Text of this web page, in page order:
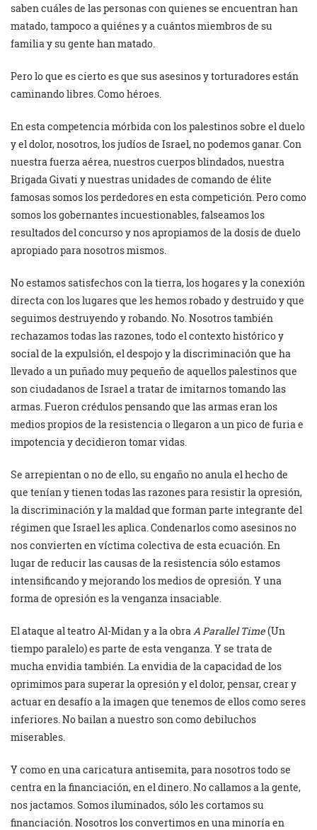
saben cuáles de las personas con quienes se encuentran han
matado, tampoco a quiénes y a cuántos miembros de su
familia y su gente han matado.
Pero lo que es cierto es que sus asesinos y torturadores están
caminando libres. Como héroes.
En esta competencia mórbida con los palestinos sobre el duelo
y el dolor, nosotros, los judíos de Israel, no podemos ganar. Con
nuestra fuerza aérea, nuestros cuerpos blindados, nuestra
Brigada Givati ​​y nuestras unidades de comando de élite
famosas somos los perdedores en esta competición. Pero como
somos los gobernantes incuestionables, falseamos los
resultados del concurso y nos apropiamos de la dosis de duelo
apropiado para nosotros mismos.
No estamos satisfechos con la tierra, los hogares y la conexión
directa con los lugares que les hemos robado y destruido y que
seguimos destruyendo y robando. No. Nosotros también
rechazamos todas las razones, todo el contexto histórico y
social de la expulsión, el despojo y la discriminación que ha
llevado a un puñado muy pequeño de aquellos palestinos que
son ciudadanos de Israel a tratar de imitarnos tomando las
armas. Fueron crédulos pensando que las armas eran los
medios propios de la resistencia o llegaron a un pico de furia e
impotencia y decidieron tomar vidas.
Se arrepientan o no de ello, su engaño no anula el hecho de
que tenían y tienen todas las razones para resistir la opresión,
la discriminación y la maldad que forman parte integrante del
régimen que Israel les aplica. Condenarlos como asesinos no
nos convierten en víctima colectiva de esta ecuación. En
lugar de reducir las causas de la resistencia sólo estamos
intensificando y mejorando los medios de opresión. Y una
forma de opresión es la venganza insaciable.
El ataque al teatro Al-Midan y a la obraA Parallel Time(Un
tiempo paralelo) es parte de esta venganza. Y se trata de
mucha envidia también. La envidia de la capacidad de los
oprimimos para superar la opresión y el dolor, pensar, crear y
actuar en desafío a la imagen que tenemos de ellos como seres
inferiores. No bailan a nuestro son como debiluchos
miserables.
Y como en una caricatura antisemita, para nosotros todo se
centra en la financiación, en el dinero. No callamos a la gente,
nos jactamos. Somos iluminados, sólo les cortamos su
financiación. Nosotros los convertimos en una minoría en